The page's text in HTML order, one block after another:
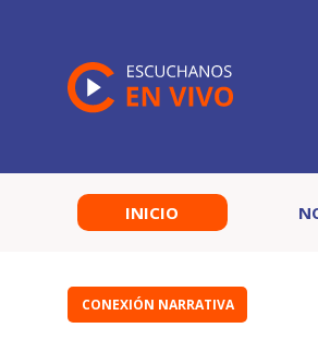
INICIO
CONEXIÓN NARRATIVA